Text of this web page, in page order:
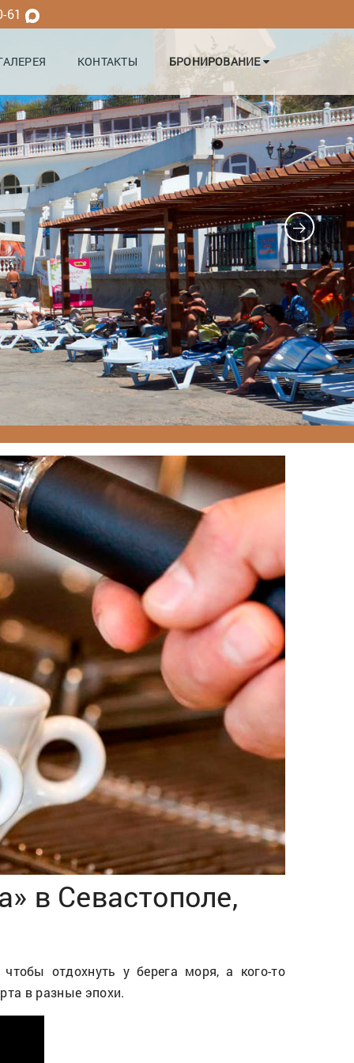
61
КОНТАКТЫ БРОНИРОВАНИЕ
в Севастополе,
отдохнуть у берега моря, а кого-то
в разные эпохи.